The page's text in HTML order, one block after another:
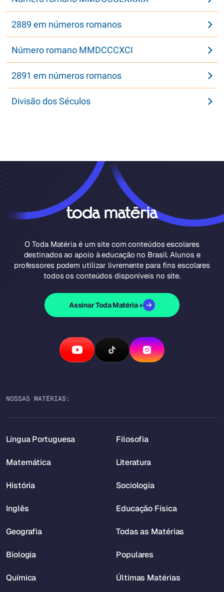
2889 em números romanos
Número romano MMDCCCXCI
2891 em números romanos
Divisão dos Séculos
O Toda Matéria é um site com conteúdos escolares
destinados ao apoio à educação no Brasil. Alunos e
professores podem utilizar livremente para fins escolares
todos os conteúdos disponíveis no site.
Assinar Toda Matéria +
NOSSAS MATÉRIAS:
Língua Portuguesa
Matemática
História
Inglês
Geografia
Biologia
Química
Filosofia
Literatura
Sociologia
Educação Física
Todas as Matérias
Populares
Últimas Matérias